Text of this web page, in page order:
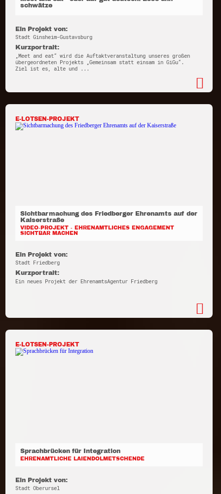
schwätze
Ein Projekt von:
Stadt Ginsheim-Gustavsburg
Kurzportrait:
„Meet and eat“ wird die Auftaktveranstaltung unseres großen
übergeordneten Projekts „Gemeinsam statt einsam in GiGu“.
Ziel ist es, alte und ...
E-LOTSEN-PROJEKT
Sichtbarmachung des Friedberger Ehrenamts auf der
Kaiserstraße
VIDEO-PROJEKT - EHRENAMTLICHES ENGAGEMENT
SICHTBAR MACHEN
Ein Projekt von:
Stadt Friedberg
Kurzportrait:
Ein neues Projekt der EhrenamtsAgentur Friedberg
E-LOTSEN-PROJEKT
Sprachbrücken für Integration
EHRENAMTLICHE LAIENDOLMETSCHENDE
Ein Projekt von:
Stadt Oberursel